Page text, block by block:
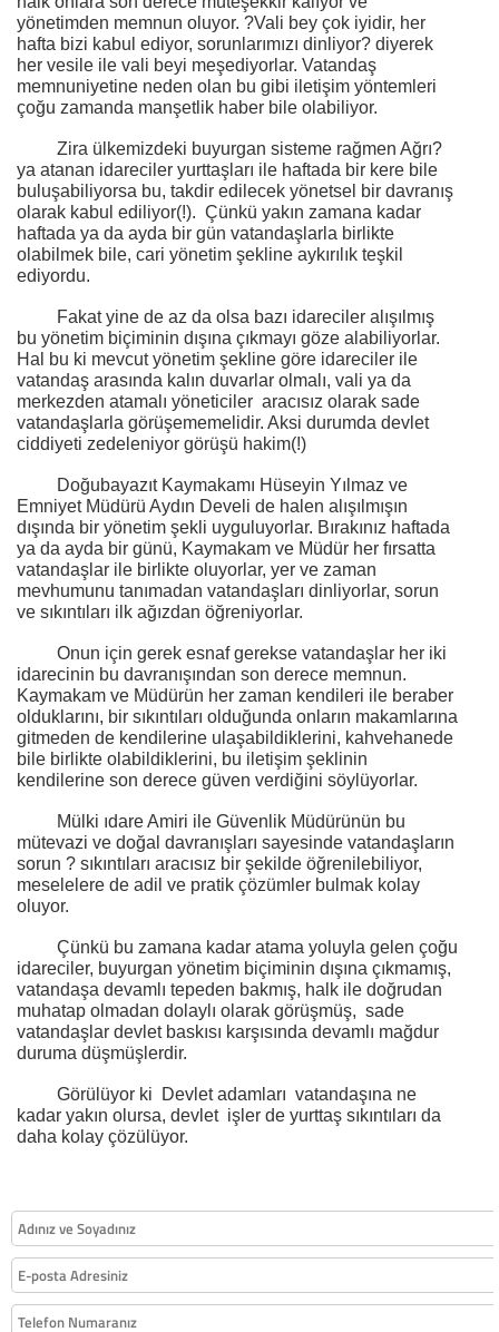
yönetimden memnun oluyor. ?Vali bey çok iyidir, her
hafta bizi kabul ediyor, sorunlarımızı dinliyor? diyerek
her vesile ile vali beyi meşediyorlar. Vatandaş
memnuniyetine neden olan bu gibi iletişim yöntemleri
çoğu zamanda manşetlik haber bile olabiliyor.
Zira ülkemizdeki buyurgan sisteme rağmen Ağrı?
ya atanan idareciler yurttaşları ile haftada bir kere bile
buluşabiliyorsa bu, takdir edilecek yönetsel bir davranış
olarak kabul ediliyor(!). Çünkü yakın zamana kadar
haftada ya da ayda bir gün vatandaşlarla birlikte
olabilmek bile, cari yönetim şekline aykırılık teşkil
ediyordu.
Fakat yine de az da olsa bazı idareciler alışılmış
bu yönetim biçiminin dışına çıkmayı göze alabiliyorlar.
Hal bu ki mevcut yönetim şekline göre idareciler ile
vatandaş arasında kalın duvarlar olmalı, vali ya da
merkezden atamalı yöneticiler aracısız olarak sade
vatandaşlarla görüşememelidir. Aksi durumda devlet
ciddiyeti zedeleniyor görüşü hakim(!)
Doğubayazıt Kaymakamı Hüseyin Yılmaz ve
Emniyet Müdürü Aydın Develi de halen alışılmışın
dışında bir yönetim şekli uyguluyorlar. Bırakınız haftada
ya da ayda bir günü, Kaymakam ve Müdür her fırsatta
vatandaşlar ile birlikte oluyorlar, yer ve zaman
mevhumunu tanımadan vatandaşları dinliyorlar, sorun
ve sıkıntıları ilk ağızdan öğreniyorlar.
Onun için gerek esnaf gerekse vatandaşlar her iki
idarecinin bu davranışından son derece memnun.
Kaymakam ve Müdürün her zaman kendileri ile beraber
olduklarını, bir sıkıntıları olduğunda onların makamlarına
gitmeden de kendilerine ulaşabildiklerini, kahvehanede
bile birlikte olabildiklerini, bu iletişim şeklinin
kendilerine son derece güven verdiğini söylüyorlar.
Mülki ıdare Amiri ile Güvenlik Müdürünün bu
mütevazi ve doğal davranışları sayesinde vatandaşların
sorun ? sıkıntıları aracısız bir şekilde öğrenilebiliyor,
meselelere de adil ve pratik çözümler bulmak kolay
oluyor.
Çünkü bu zamana kadar atama yoluyla gelen çoğu
idareciler, buyurgan yönetim biçiminin dışına çıkmamış,
vatandaşa devamlı tepeden bakmış, halk ile doğrudan
muhatap olmadan dolaylı olarak görüşmüş, sade
vatandaşlar devlet baskısı karşısında devamlı mağdur
duruma düşmüşlerdir.
Görülüyor ki Devlet adamları vatandaşına ne
kadar yakın olursa, devlet işler de yurttaş sıkıntıları da
daha kolay çözülüyor.